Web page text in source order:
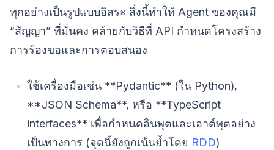
ทุกอย่างเป็นรูปแบบอิสระ สิ่งนี้ทำให้ Agent ของคุณมี
“สัญญา” ที่มั่นคง คล้ายกับวิธีที่ API กำหนดโครงสร้าง
การร้องขอและการตอบสนอง
ใช้เครื่องมือเช่น **Pydantic** (ใน Python),
**JSON Schema**, หรือ **TypeScript
interfaces** เพื่อกำหนดอินพุตและเอาต์พุตอย่าง
เป็นทางการ (จุดนี้ยังถูกเน้นย้ำโดย RDD)